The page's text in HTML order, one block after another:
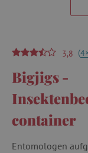
3,8 (4
Bigjigs -
container
Entomologen